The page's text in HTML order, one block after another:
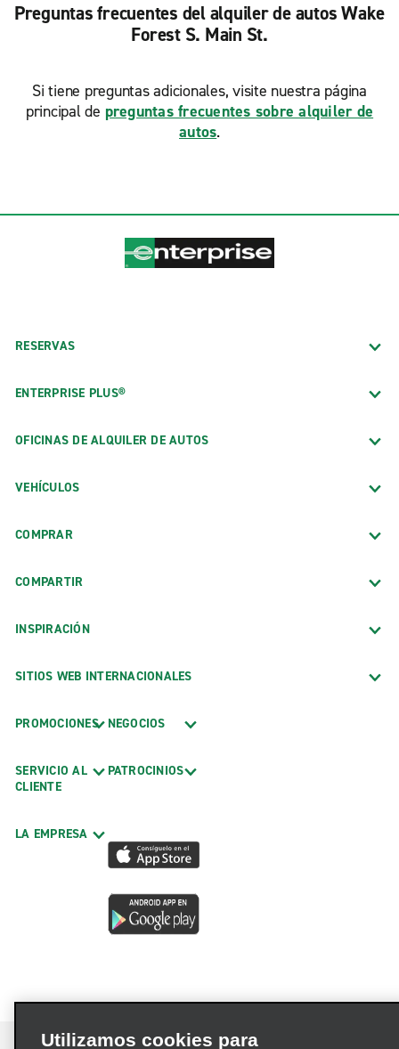
Preguntas frecuentes del alquiler de autos Wake
Forest S. Main St.
Si tiene preguntas adicionales, visite nuestra página
principal de preguntas frecuentes sobre alquiler de
autos.
RESERVAS
ENTERPRISE PLUS®
OFICINAS DE ALQUILER DE AUTOS
VEHÍCULOS
COMPRAR
COMPARTIR
INSPIRACIÓN
SITIOS WEB INTERNACIONALES
PROMOCIONES
SERVICIO AL
CLIENTE
LA EMPRESA
NEGOCIOS
PATROCINIOS
Utilizamos cookies para